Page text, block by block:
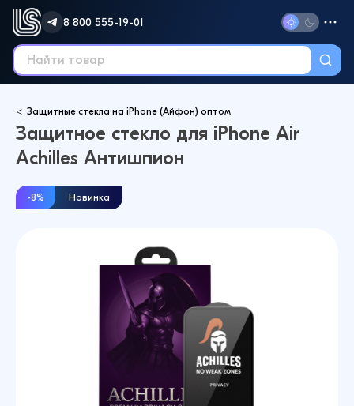
8 800 555-19-01
Защитные стекла на iPhone (Айфон) оптом
Защитное стекло для iPhone Air
Achilles Антишпион
-8% Новинка